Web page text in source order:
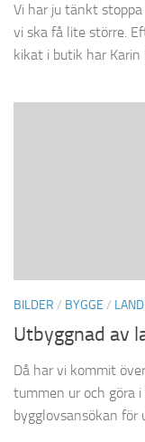
Vi har ju tänkt
vi ska få lite större.
kikat i butik har Karin
BILDER / BYGGE /
Utbyggnad av
Då har vi kommit
tummen ur och göra
bygglovsansökan för